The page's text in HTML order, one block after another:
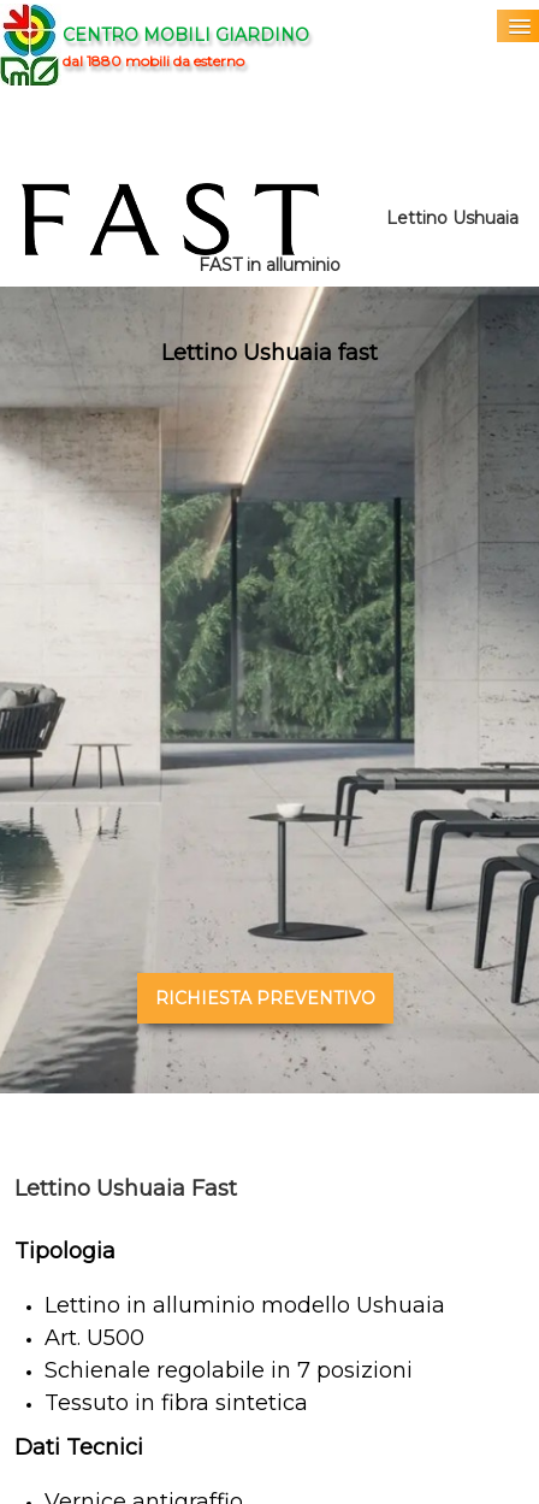
CENTRO MOBILI GIARDINO
dal 1880 mobili da esterno
Marchi▼
Prodotti
0
Lettino Ushuaia
FAST in alluminio
Lettino Ushuaia fast
RICHIESTA PREVENTIVO
Lettino Ushuaia Fast
Tipologia
Lettino in alluminio modello Ushuaia
Art. U500
Schienale regolabile in 7 posizioni
Tessuto in fibra sintetica
Dati Tecnici